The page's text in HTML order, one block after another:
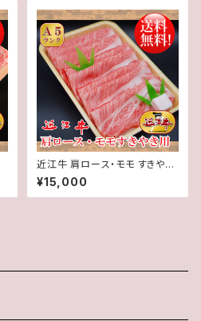
近江牛 肩ロース・モモ すきやき
用（3～4人前）600g【 冷蔵 】 A
５ 「 認定 」近江牛☆すきやきの
わりした付き☆★ 送料無料 ★
¥15,000